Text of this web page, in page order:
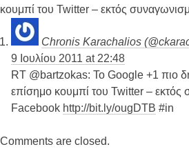
κουμπί του Twitter – εκτός
Chronis Karachalios
9 Ιουλίου 2011 at 22:48
RT @bartzokas: Το Google +1 πιο
επίσημο κουμπί του Twitter – εκτός
Facebook http://bit.ly/ougDTB #in
Comments are closed.